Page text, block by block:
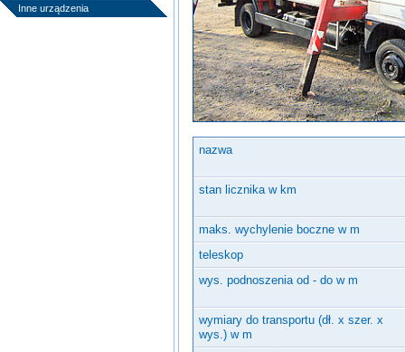
Inne urządzenia
nazwa
stan licznika w km
maks. wychylenie boczne w m
teleskop
wys. podnoszenia od - do w m
wymiary do transportu (dł. x szer. x
wys.) w m